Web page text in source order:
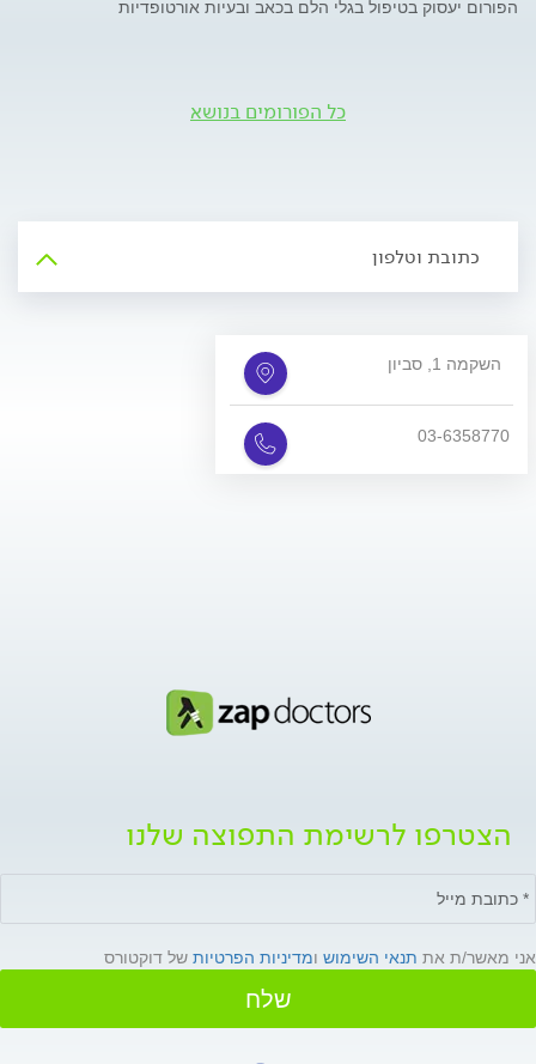
הפורום יעסוק בטיפול בגלי הלם בכאב ובעיות אורטופדיות
כל הפורומים בנושא
כתובת וטלפון
השקמה 1, סביון
03-6358770
הצטרפו לרשימת התפוצה שלנו
אני מאשר/ת את תנאי השימוש ומדיניות הפרטיות של דוקטורס
שלח